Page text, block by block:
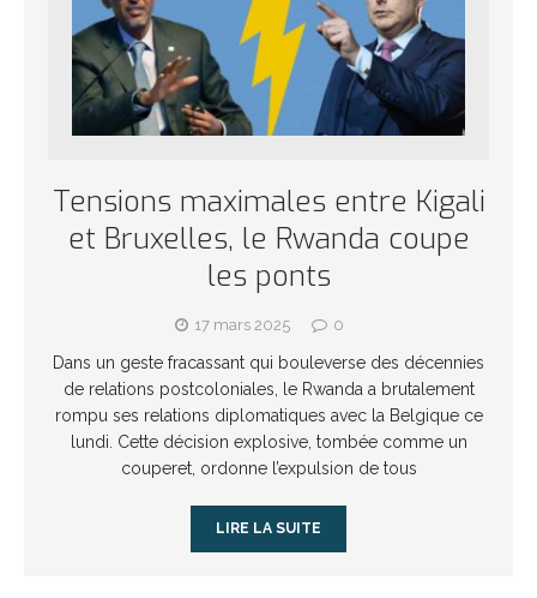
Tensions maximales entre Kigali
et Bruxelles, le Rwanda coupe
les ponts
17 mars 2025 0
Dans un geste fracassant qui bouleverse des décennies
de relations postcoloniales, le Rwanda a brutalement
rompu ses relations diplomatiques avec la Belgique ce
lundi. Cette décision explosive, tombée comme un
couperet, ordonne l’expulsion de tous
LIRE LA SUITE